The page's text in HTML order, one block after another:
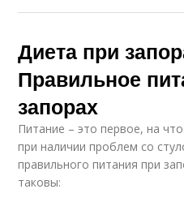
Диета при
Правильное
запорах
Питание – это первое, на
при наличии проблем со
правильного питания при
таковы: